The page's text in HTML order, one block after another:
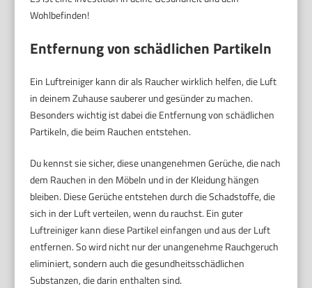
Wohlbefinden!
Entfernung von schädlichen Partikeln
Ein Luftreiniger kann dir als Raucher wirklich helfen, die Luft
in deinem Zuhause sauberer und gesünder zu machen.
Besonders wichtig ist dabei die Entfernung von schädlichen
Partikeln, die beim Rauchen entstehen.
Du kennst sie sicher, diese unangenehmen Gerüche, die nach
dem Rauchen in den Möbeln und in der Kleidung hängen
bleiben. Diese Gerüche entstehen durch die Schadstoffe, die
sich in der Luft verteilen, wenn du rauchst. Ein guter
Luftreiniger kann diese Partikel einfangen und aus der Luft
entfernen. So wird nicht nur der unangenehme Rauchgeruch
eliminiert, sondern auch die gesundheitsschädlichen
Substanzen, die darin enthalten sind.